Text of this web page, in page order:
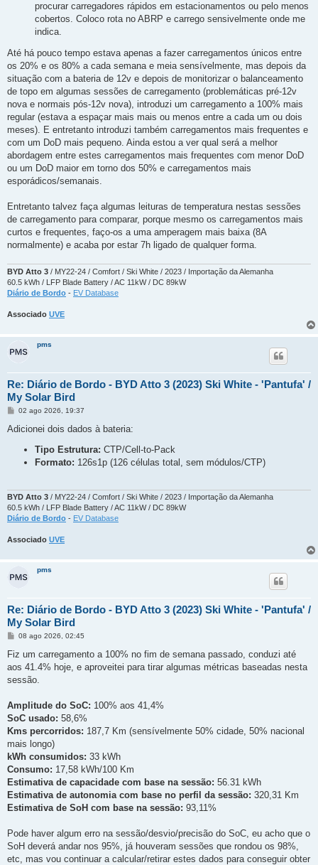
procurar carregadores rápidos em estacionamentos ou pelo menos
cobertos. Coloco rota no ABRP e carrego sensivelmente onde me
indica.
Até há pouco tempo estava apenas a fazer carregamentos únicos entre
os 20% e os 80% a cada semana e meia sensívelmente, mas depois da
situação com a bateria de 12v e depois de monitorizar o balanceamento
de topo em algumas sessões de carregamento (problemáticas pré-12v
nova e normais pós-12v nova), introduzi um carregamento a 100% mais
regular (estava a espaçar mais mais ou menos entre a cada um ou dois
meses). E entretanto introduzi também carregamentos mais frequentes e
com um DoD mais pequeno. Ainda estou a ver qual será a melhor
abordagem entre estes carregamentos mais frequentes com menor DoD
ou um DoD maior em torno dos 50% e carregamentos mais
esporádicos/semanais.
Entretanto talvez faça algumas leituras de temperatura nestas sessões
de carregamento para comparar, porque mesmo os carregamentos mais
curtos e frequentes, faço-os a uma amperagem mais baixa (8A
normalmente) e acaba por estar 7h ligado de qualquer forma.
BYD Atto 3 / MY22-24 / Comfort / Ski White / 2023 / Importação da Alemanha
60.5 kWh / LFP Blade Battery / AC 11kW / DC 89kW
Diário de Bordo - EV Database
Associado UVE
pms
Re: Diário de Bordo - BYD Atto 3 (2023) Ski White - 'Pantufa' /
My Solar Bird
M
n
02 ago 2026, 19:37
Adicionei dois dados à bateria:
Tipo Estrutura: CTP/Cell-to-Pack
Formato: 126s1p (126 células total, sem módulos/CTP)
BYD Atto 3 / MY22-24 / Comfort / Ski White / 2023 / Importação da Alemanha
60.5 kWh / LFP Blade Battery / AC 11kW / DC 89kW
Diário de Bordo - EV Database
Associado UVE
pms
Re: Diário de Bordo - BYD Atto 3 (2023) Ski White - 'Pantufa' /
My Solar Bird
M
n
a
g
08 ago 2026, 02:45
Fiz um carregamento a 100% no fim de semana passado, conduzi até
aos 41.4% hoje, e aproveitei para tirar algumas métricas baseadas nesta
sessão.
Amplitude do SoC: 100% aos 41,4%
SoC usado: 58,6%
Kms percorridos: 187,7 Km (sensívelmente 50% cidade, 50% nacional
mais longo)
kWh consumidos: 33 kWh
Consumo: 17,58 kWh/100 Km
Estimativa de capacidade com base na sessão: 56.31 kWh
Estimativa de autonomia com base no perfil da sessão: 320,31 Km
Estimativa de SoH com base na sessão: 93,11%
Pode haver algum erro na sessão/desvio/precisão do SoC, eu acho que o
SoH deverá andar nos 95%, já houveram sessões que rondou os 98%,
etc, mas vou continuar a calcular/retirar estes dados para conseguir obter